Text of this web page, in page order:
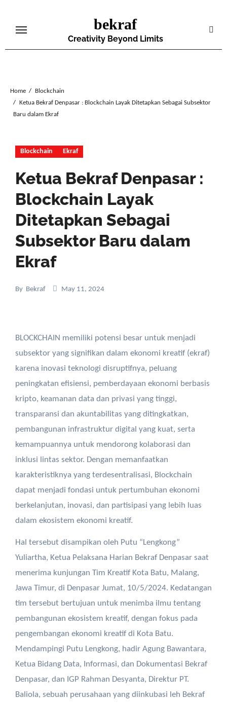
content
bekraf
Creativity Beyond Limits
Home
Blockchain
Ketua Bekraf Denpasar : Blockchain Layak Ditetapkan Sebagai Subsektor
Baru dalam Ekraf
Blockchain Ekraf
Ketua Bekraf Denpasar :
Blockchain Layak
Ditetapkan Sebagai
Subsektor Baru dalam
Ekraf
By Bekraf May 11, 2024
BLOCKCHAIN memiliki potensi besar untuk menjadi
subsektor yang signifikan dalam ekonomi kreatif (ekraf)
karena inovasi teknologi disruptifnya, peluang
peningkatan efisiensi, pemberdayaan ekonomi berbasis
kripto, keamanan data dan privasi yang tinggi,
transparansi dan akuntabilitas yang ditingkatkan,
pembangunan infrastruktur digital yang kuat, serta
kemampuannya untuk mendorong kolaborasi dan
inklusi lintas sektor. Dengan memanfaatkan
karakteristiknya yang terdesentralisasi, Blockchain
dapat menjadi fondasi untuk pertumbuhan ekonomi
berkelanjutan, inovasi, dan partisipasi yang lebih luas
dalam ekosistem ekonomi kreatif.
Hal tersebut disampikan oleh Putu “Lengkong”
Yuliartha, Ketua Pelaksana Harian Bekraf Denpasar saat
menerima kunjungan Tim Kreatif Kota Batu, Malang,
Jawa Timur, di Denpasar Jumat, 10/5/2024. Kedatangan
tim tersebut bertujuan untuk menimba ilmu tentang
pembangunan ekosistem kreatif, dengan fokus pada
pengembangan ekonomi kreatif di Kota Batu.
Mendampingi Putu Lengkong, hadir Agung Bawantara,
Ketua Bidang Data, Informasi, dan Dokumentasi Bekraf
Denpasar, dan IGP Rahman Desyanta, Direktur PT.
Baliola, sebuah perusahaan yang diinkubasi leh Bekraf